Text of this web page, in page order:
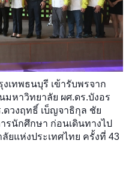
เทพธนบุรี เข้ารับพรจาก
มหาวิทยาลัย ผศ.ดร.บังอร
ดวงฤทธิ์ เบ็ญจาธิกุล ชัย
รนักศึกษา ก่อนเดินทางไป
ยแห่งประเทศไทย ครั้งที่ 43